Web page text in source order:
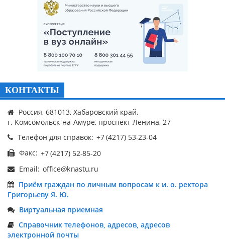
КОНТАКТЫ
Россия, 681013, Хабаровский край,
г. Комсомольск-на-Амуре, проспект Ленина, 27
Телефон для справок:
Факс:
Email:
Приём граждан по личным вопросам к и. о. ректора
Григорьеву Я. Ю.
Виртуальная приемная
Справочник телефонов, адресов, адресов
электронной почты